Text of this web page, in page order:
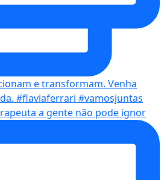
a gente não pode ignor